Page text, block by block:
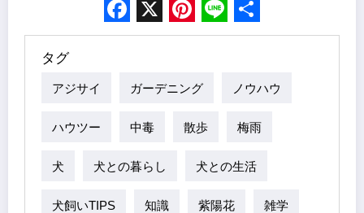
Facebook
X Pinterest
LineShare
タグ
アジサイ ガーデニング ノウハウ
ハウツー 中毒 散歩 梅雨
犬 犬との暮らし 犬との生活
犬飼いTIPS 知識 紫陽花 雑学